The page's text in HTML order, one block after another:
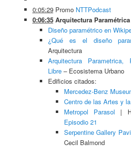
0:05:29Promo NTTPodcast
0:06:35Arquitectura Paramétrica
Diseño paramétrico en
¿Qué es el diseño
Arquitectura
Arquitectura
Libre – Ecosistema Urbano
Edificios citados:
Mercedez-Benz
Centro de las Artes y
Metropol Parasol |
Episodio 21
Serpentine Gallery
Cecil Balmond